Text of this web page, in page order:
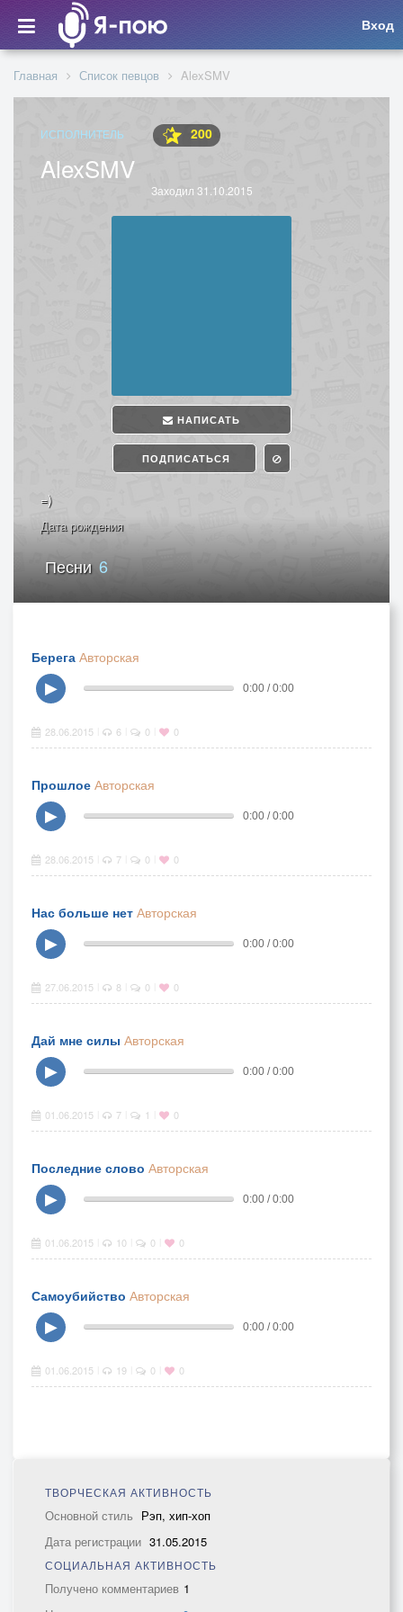
Вход
Главная Список певцов AlexSMV
ИСПОЛНИТЕЛЬ 200
AlexSMV
Заходил 31.10.2015
НАПИСАТЬ
ПОДПИСАТЬСЯ
=)
Дата рождения
Песни6
Берега Авторская
▶
0:00 / 0:00
28.06.2015 6 0 0
Прошлое Авторская
▶
0:00 / 0:00
28.06.2015 7 0 0
Нас больше нет Авторская
▶
0:00 / 0:00
27.06.2015 8 0 0
Дай мне силы Авторская
▶
0:00 / 0:00
01.06.2015 7 1 0
Последние слово Авторская
▶
0:00 / 0:00
01.06.2015 10 0 0
Самоубийство Авторская
▶
0:00 / 0:00
01.06.2015 19 0 0
ТВОРЧЕСКАЯ АКТИВНОСТЬ
Основной стиль Рэп, хип-хоп
Дата регистрации 31.05.2015
СОЦИАЛЬНАЯ АКТИВНОСТЬ
Получено комментариев 1